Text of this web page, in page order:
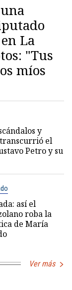
La
"Tus
míos
y
el
Petro y su
así el
roba la
de María
Ver más